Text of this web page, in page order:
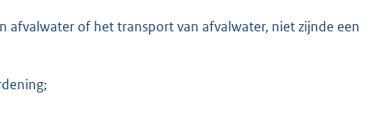
afvalwater of het transport van afvalwater, niet zijnde een